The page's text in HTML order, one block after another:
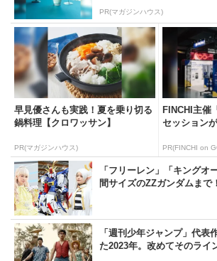
PR(マガジンハウス)
早見優さんも実践！夏を乗り切る
鍋料理【クロワッサン】
PR(マガジンハウス)
FINCHI主催
セッション
PR(FINCHI on
「フリーレン」「キングオ
間サイズのZZガンダムまで
「週刊少年ジャンプ」代表
た2023年。改めてそのライ